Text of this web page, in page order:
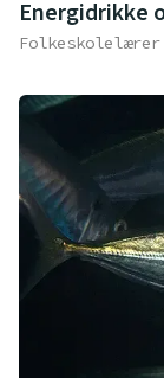
Energidrikke